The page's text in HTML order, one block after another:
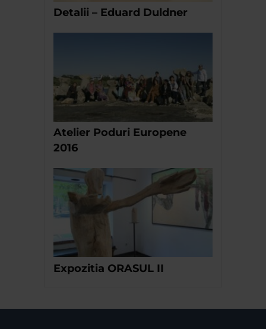
Detalii – Eduard Duldner
Atelier Poduri Europene
2016
Expozitia ORASUL II